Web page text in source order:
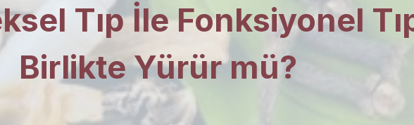
Tıp İle Fonksiyonel
Birlikte Yürür mü?